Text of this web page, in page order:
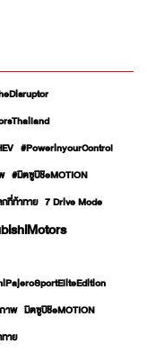
#PowerinyourControl
#มิตซูบิชิeMOTION
ที่ท้าทาย 7 Drive Mode
าพ มิตซูบิชิeMOTION
าย